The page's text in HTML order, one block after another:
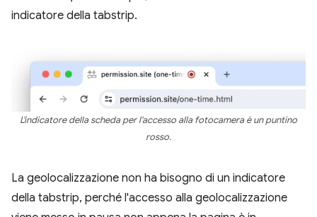
indicatore della tabstrip.
L'indicatore della scheda per l'accesso alla fotocamera è un puntino
rosso.
La geolocalizzazione non ha bisogno di un indicatore
della tabstrip, perché l'accesso alla geolocalizzazione